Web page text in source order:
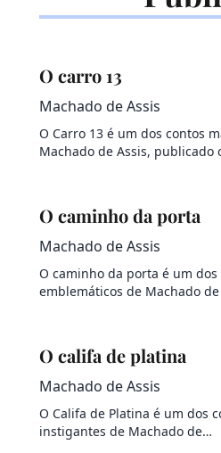
O carro 13
Machado de Assis
O Carro 13 é um dos contos
Machado de Assis,
O caminho da porta
Machado de Assis
O caminho da porta é um dos
emblemáticos de Machado
O califa de platina
Machado de Assis
O Califa de Platina é um dos
instigantes de Machado de…